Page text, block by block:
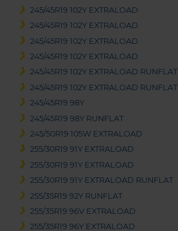
245/45R19 102Y EXTRALOAD
245/45R19 102Y EXTRALOAD
245/45R19 102Y EXTRALOAD
245/45R19 102Y EXTRALOAD
245/45R19 102Y EXTRALOAD RUNFLAT
245/45R19 102Y EXTRALOAD RUNFLAT
245/45R19 98Y
245/45R19 98Y RUNFLAT
245/50R19 105W EXTRALOAD
255/30R19 91Y EXTRALOAD
255/30R19 91Y EXTRALOAD
255/30R19 91Y EXTRALOAD RUNFLAT
255/35R19 92Y RUNFLAT
255/35R19 96V EXTRALOAD
255/35R19 96Y EXTRALOAD